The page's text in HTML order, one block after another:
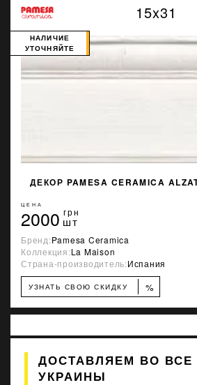
15x31
ДЕКОР PAMESA CERAMICA
НАЛИЧИЕ
УТОЧНЯЙТЕ
ЦЕНА
2000 грн
шт
Бренд:Pamesa Ceramica
Коллекция:La Maison
Страна-производитель:Испания
УЗНАТЬ СВОЮ СКИДКУ %
ДОСТАВЛЯЕМ ВО ВСЕ
УКРАИНЫ